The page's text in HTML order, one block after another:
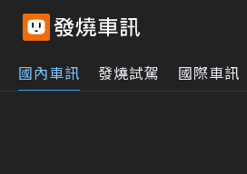
國內車訊 發燒試駕 國際車訊